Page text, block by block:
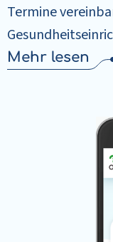
Termine
Mehr lesen